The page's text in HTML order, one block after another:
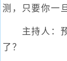
测，只要你一
主持人：预
了？